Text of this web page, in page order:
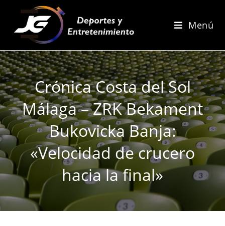
Menú
Crónica Costa del Sol
Málaga – ZRK Bekament
Bukovicka Banja:
«Velocidad de crucero
hacia la final»